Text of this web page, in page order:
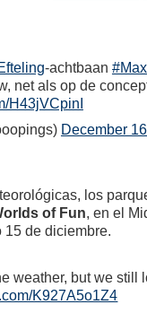
-achtbaan
net als op de
H43jVCpinI
December
los
of Fun, en el
de diciembre.
weather, but we still
K927A5o1Z4